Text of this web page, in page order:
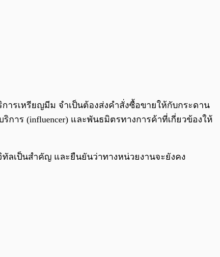
ารเหรียญมีม จำเป็นต้องส่งคำสั่งซื้อขายให้กับกระดาน
าร (influencer) และพันธมิตรทางการค้าที่เกี่ยวข้องให้
ลเป็นสำคัญ และยืนยันว่าทางหน่วยงานจะยังคง